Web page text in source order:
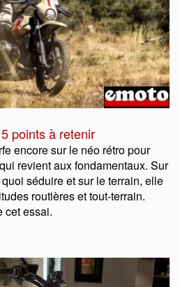
points à retenir
encore sur le néo rétro pour
revient aux fondamentaux. Sur
séduire et sur le terrain, elle
routières et tout-terrain.
cet essai.